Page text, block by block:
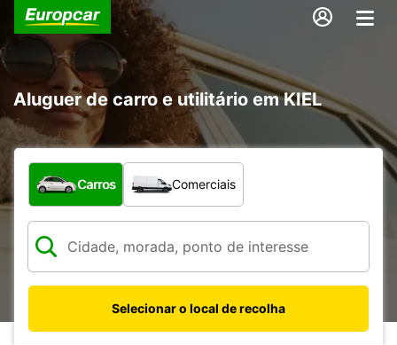
Aluguer de carro e utilitário em KIEL
Que tipo de veículo pretende?
Carros Comerciais
Selecionar o local de recolha